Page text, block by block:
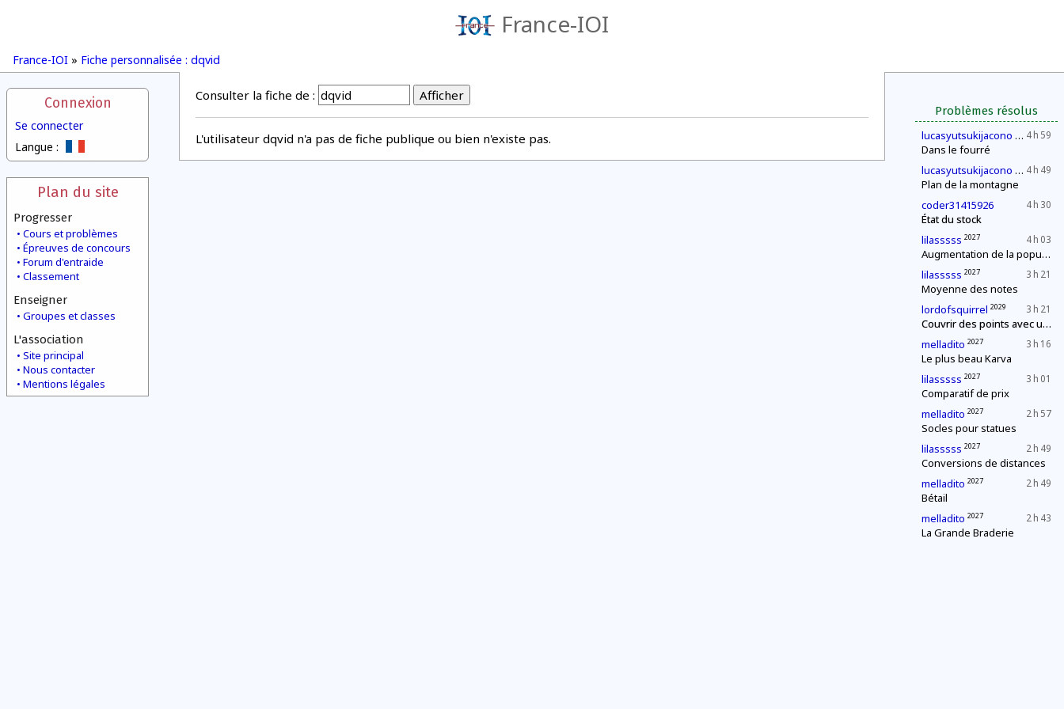
France-IOI
France-IOI » Fiche personnalisée : dqvid
Connexion
Se connecter
Langue :
Plan du site
Progresser
Cours et problèmes
Épreuves de concours
Forum d'entraide
Classement
Enseigner
Groupes et classes
L'association
Site principal
Nous contacter
Mentions légales
Problèmes résolus
4 h 59
lucasyutsukijacono 2030
Dans le fourré
4 h 49
lucasyutsukijacono 2030
Plan de la montagne
4 h 30
coder31415926
État du stock
4 h 03
lilasssss 2027
Augmentation de la population
3 h 21
lilasssss 2027
Moyenne des notes
3 h 21
lordofsquirrel 2029
Couvrir des points avec un segment de longueur fixe
3 h 16
melladito 2027
Le plus beau Karva
3 h 01
lilasssss 2027
Comparatif de prix
2 h 57
melladito 2027
Socles pour statues
2 h 49
lilasssss 2027
Conversions de distances
2 h 49
melladito 2027
Bétail
2 h 43
melladito 2027
La Grande Braderie
Consulter la fiche de :
L'utilisateur dqvid n'a pas de fiche publique ou bien n'existe pas.